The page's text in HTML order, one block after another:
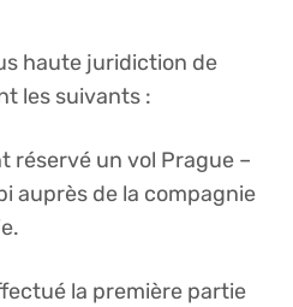
haute juridiction de
les suivants :
réservé un vol Prague –
auprès de la compagnie
la première partie